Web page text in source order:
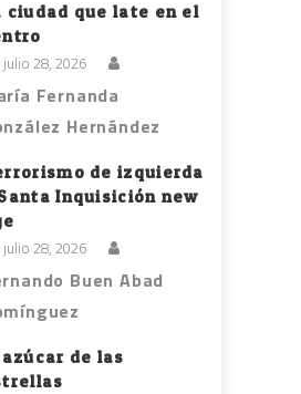
ciudad que late en el
julio 28, 2026
Fernanda
Hernández
de izquierda
Inquisición new
julio 28, 2026
Buen Abad
azúcar de las